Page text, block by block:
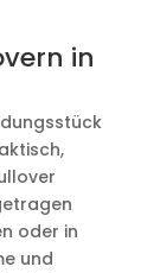
in
oder in
und